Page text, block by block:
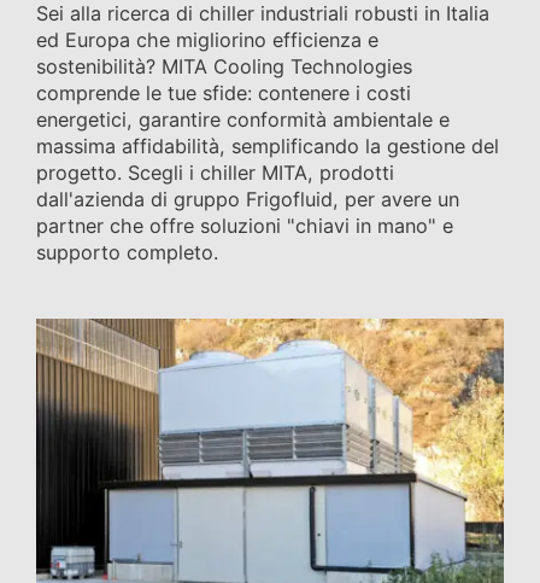
Sei alla ricerca di chiller industriali robusti in Italia
ed Europa che migliorino efficienza e
sostenibilità? MITA Cooling Technologies
comprende le tue sfide: contenere i costi
energetici, garantire conformità ambientale e
massima affidabilità, semplificando la gestione del
progetto. Scegli i chiller MITA, prodotti
dall'azienda di gruppo Frigofluid, per avere un
partner che offre soluzioni "chiavi in mano" e
supporto completo.